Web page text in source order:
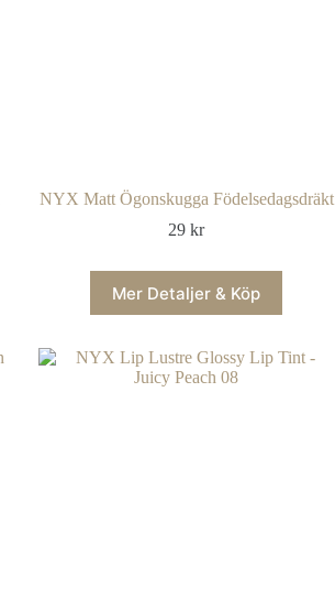
NYX Matt Ögonskugga Födelsedagsdräkt
29kr
Mer Detaljer & Köp